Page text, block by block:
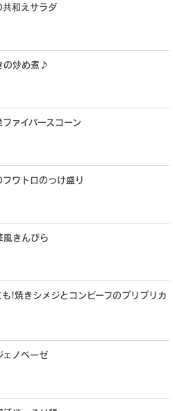
共和えサラダ
の炒め煮♪
ァイバースコーン
ワトロのっけ盛り
風きんぴら
!焼きシメジとコンビーフのプリプリカ
ェノベーゼ